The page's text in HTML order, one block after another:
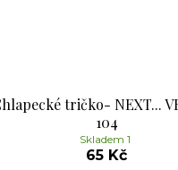
tričko- NEXT...
104
65 Kč
Skladem 1